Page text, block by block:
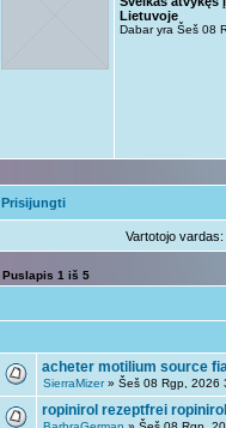
Lietuvoje
Dabar yra Šeš 08
Prisijungti
Vartotojo vardas:
Puslapis 1 iš 5
acheter motilium source
SierraMizer» Šeš 08 Rgp, 2026
ropinirol rezeptfrei